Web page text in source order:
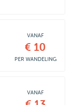
VANAF
€ 10
PER WANDELING
VANAF